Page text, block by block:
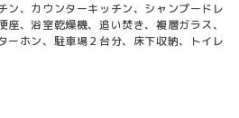
ン、カウンターキッチン、シャンプードレ
座、浴室乾燥機、追い焚き、複層ガラス、
ーホン、駐車場２台分、床下収納、トイレ